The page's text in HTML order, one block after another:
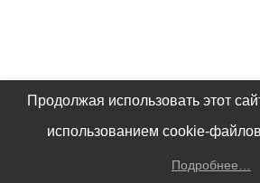
Продолжая использовать этот
использованием cookie-
Подробнее…